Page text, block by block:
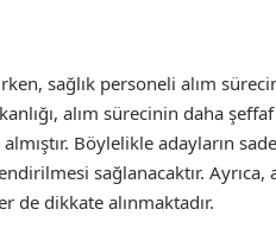
sağlık personeli alım
alım sürecinin daha
Böylelikle adayların
sağlanacaktır.
de dikkate alınmaktadır.